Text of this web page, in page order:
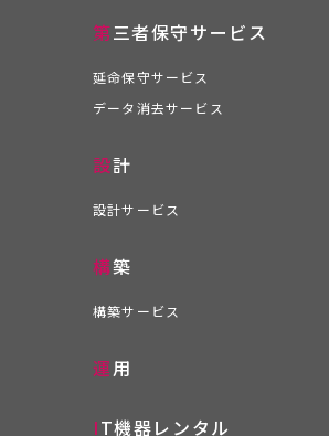
第三者保守サービス
延命保守サービス
データ消去サービス
設計
設計サービス
構築
構築サービス
運用
IT機器レンタル